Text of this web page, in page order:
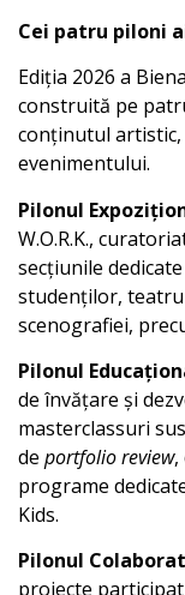
Cei patru piloni
Ediția 2026 a
construită pe
conținutul artistic,
evenimentului.
Pilonul
W.O.R.K.,
secțiunile
studenților,
scenografiei,
Pilonul
de învățare și
masterclassuri
de portfolio review,
programe
Kids.
Pilonul
proiecte